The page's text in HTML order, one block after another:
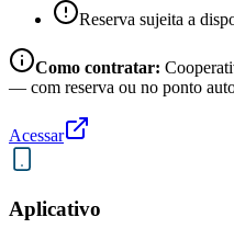
Reserva sujeita a
Como contratar:
— com reserva ou no ponto
Acessar
Aplicativo